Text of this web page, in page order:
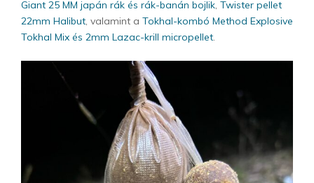
Giant 25 MM japán rák és rák-banán bojlik, Twister pellet
22mm Halibut, valamint a Tokhal-kombó Method Explosive
Tokhal Mix és 2mm Lazac-krill micropellet.